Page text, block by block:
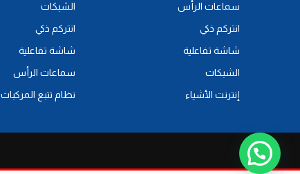
سماعات الرأس
انتركم ذكي
شاشة تفاعلية
الشبكات
إنترنت الأشياء
الشبكات
انتركم ذكي
شاشة تفاعلية
سماعات الرأس
نظام تتبع المركبات AVL